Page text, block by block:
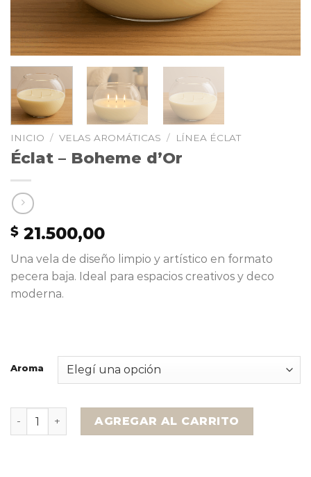
INICIO / VELAS AROMÁTICAS / LÍNEA ÉCLAT
Éclat – Boheme d’Or
$ 21.500,00
Una vela de diseño limpio y artístico en formato
pecera baja. Ideal para espacios creativos y deco
moderna.
Aroma
Éclat – Boheme d'Or cantidad
AGREGAR AL CARRITO